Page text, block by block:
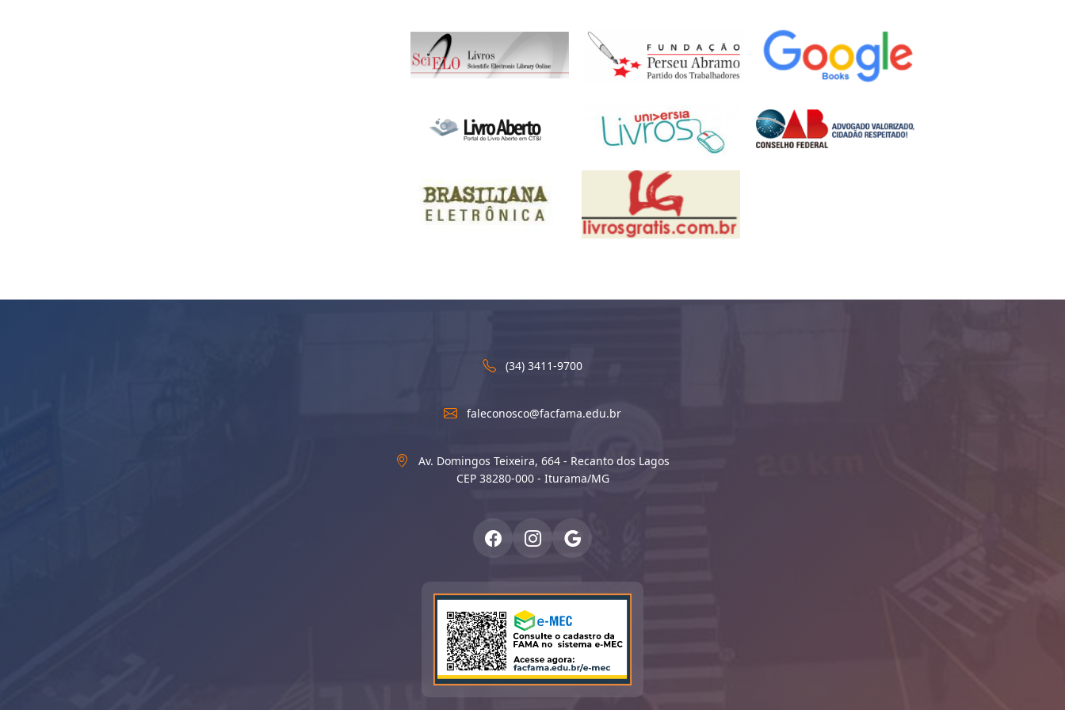
(34) 3411-9700
faleconosco@facfama.edu.br
Av. Domingos Teixeira, 664 - Recanto dos Lagos
CEP 38280-000 - Iturama/MG